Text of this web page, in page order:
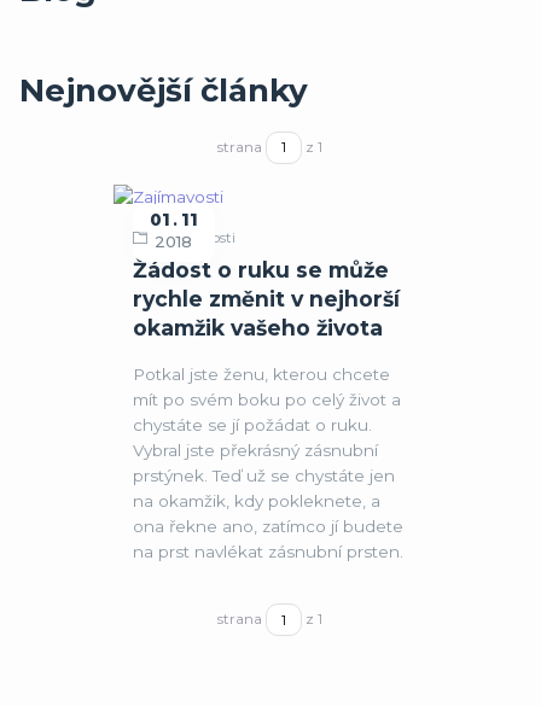
Nejnovější články
strana z 1
Žádost o ruku se může
rychle změnit v nejhorší
okamžik vašeho života
01
11
2018
Zajímavosti
Potkal jste ženu, kterou chcete
mít po svém boku po celý život a
chystáte se jí požádat o ruku.
Vybral jste překrásný zásnubní
prstýnek. Teď už se chystáte jen
na okamžik, kdy pokleknete, a
ona řekne ano, zatímco jí budete
na prst navlékat zásnubní prsten.
strana z 1